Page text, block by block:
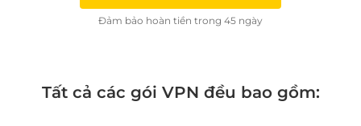
Đảm bảo hoàn tiền trong 45 ngày
Tất cả các gói VPN đều bao gồm: